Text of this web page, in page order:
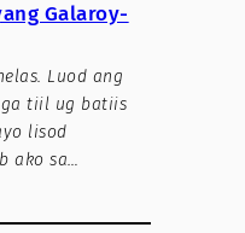
Galaroy-
Luod ang
tiil ug batiis
lisod
ako sa…